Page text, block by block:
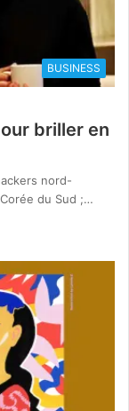
BUSINESS
briller en
nord-
du Sud ;…